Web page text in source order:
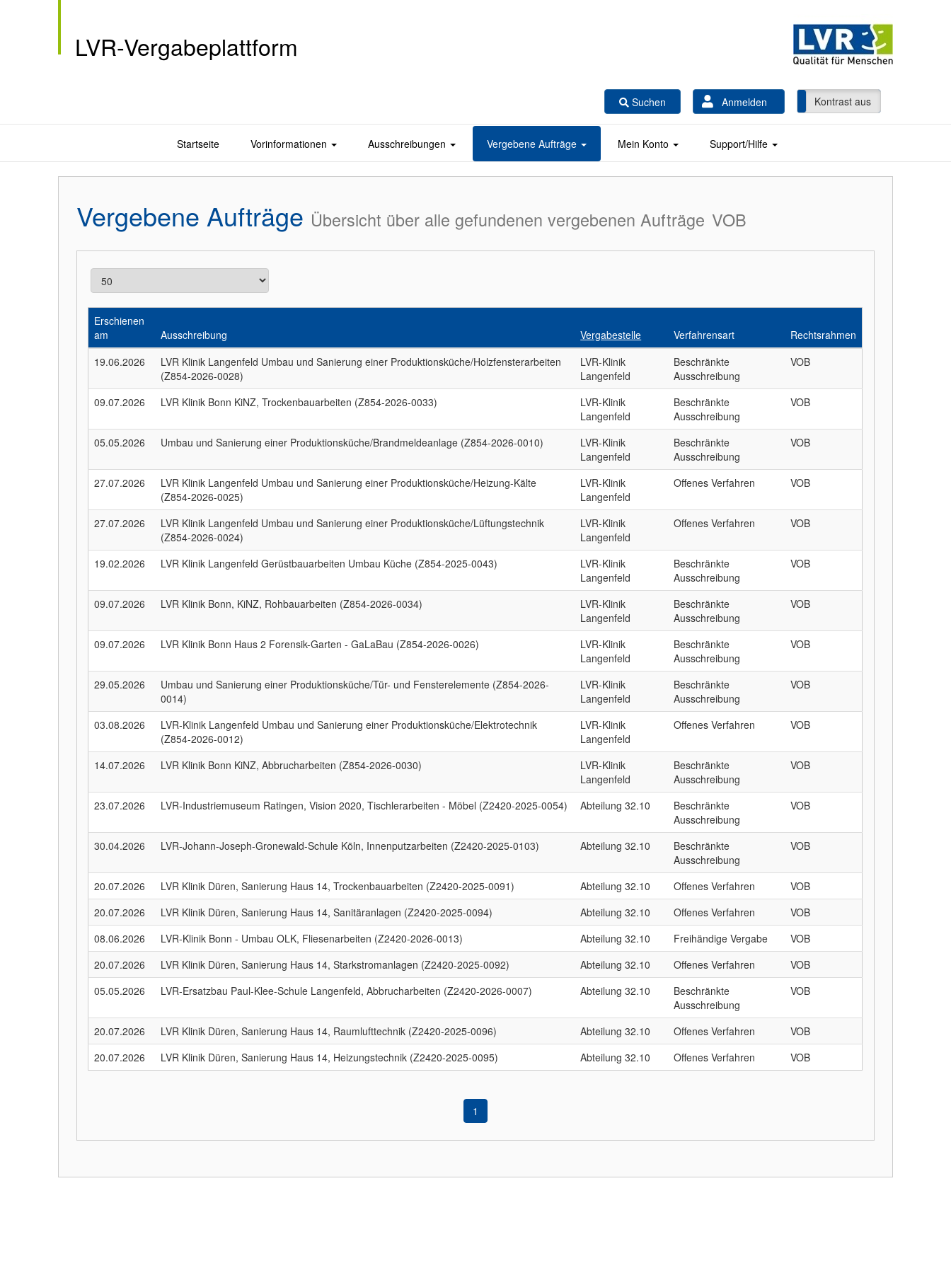
LVR-Vergabeplattform
Suchen Anmelden
Kontrast ein Kontrast aus
Startseite Vorinformationen Ausschreibungen Vergebene Aufträge Mein Konto Support/Hilfe
Vergebene Aufträge Übersicht über alle gefundenen vergebenen Aufträge VOB
Erschienen
am
Ausschreibung Vergabestelle Verfahrensart
Rechtsrahmen
19.06.2026
LVR Klinik Langenfeld Umbau und Sanierung einer Produktionsküche/Holzfensterarbeiten
(Z854-2026-0028)
LVR-Klinik
Langenfeld
Beschränkte
Ausschreibung
VOB
09.07.2026 LVR Klinik Bonn KiNZ, Trockenbauarbeiten (Z854-2026-0033)
LVR-Klinik
Langenfeld
Beschränkte
Ausschreibung
VOB
05.05.2026 Umbau und Sanierung einer Produktionsküche/Brandmeldeanlage (Z854-2026-0010)
LVR-Klinik
Langenfeld
Beschränkte
Ausschreibung
VOB
27.07.2026
LVR Klinik Langenfeld Umbau und Sanierung einer Produktionsküche/Heizung-Kälte
(Z854-2026-0025)
LVR-Klinik
Langenfeld
Offenes Verfahren VOB
27.07.2026
LVR Klinik Langenfeld Umbau und Sanierung einer Produktionsküche/Lüftungstechnik
(Z854-2026-0024)
LVR-Klinik
Langenfeld
Offenes Verfahren VOB
19.02.2026 LVR Klinik Langenfeld Gerüstbauarbeiten Umbau Küche (Z854-2025-0043)
LVR-Klinik
Langenfeld
Beschränkte
Ausschreibung
VOB
09.07.2026 LVR Klinik Bonn, KiNZ, Rohbauarbeiten (Z854-2026-0034)
LVR-Klinik
Langenfeld
Beschränkte
Ausschreibung
VOB
09.07.2026 LVR Klinik Bonn Haus 2 Forensik-Garten - GaLaBau (Z854-2026-0026)
LVR-Klinik
Langenfeld
Beschränkte
Ausschreibung
VOB
29.05.2026
Umbau und Sanierung einer Produktionsküche/Tür- und Fensterelemente (Z854-2026-
0014)
LVR-Klinik
Langenfeld
Beschränkte
Ausschreibung
VOB
03.08.2026
LVR-Klinik Langenfeld Umbau und Sanierung einer Produktionsküche/Elektrotechnik
(Z854-2026-0012)
LVR-Klinik
Langenfeld
Offenes Verfahren VOB
14.07.2026 LVR Klinik Bonn KiNZ, Abbrucharbeiten (Z854-2026-0030)
LVR-Klinik
Langenfeld
Beschränkte
Ausschreibung
VOB
23.07.2026 LVR-Industriemuseum Ratingen, Vision 2020, Tischlerarbeiten - Möbel (Z2420-2025-0054) Abteilung 32.10
Beschränkte
Ausschreibung
VOB
30.04.2026 LVR-Johann-Joseph-Gronewald-Schule Köln, Innenputzarbeiten (Z2420-2025-0103) Abteilung 32.10
Beschränkte
Ausschreibung
VOB
20.07.2026 LVR Klinik Düren, Sanierung Haus 14, Trockenbauarbeiten (Z2420-2025-0091) Abteilung 32.10 Offenes Verfahren
VOB
20.07.2026
LVR Klinik Düren, Sanierung Haus 14, Sanitäranlagen (Z2420-2025-0094) Abteilung 32.10 Offenes Verfahren
VOB
08.06.2026
LVR-Klinik Bonn - Umbau OLK, Fliesenarbeiten (Z2420-2026-0013) Abteilung 32.10 Freihändige Vergabe
VOB
20.07.2026
LVR Klinik Düren, Sanierung Haus 14, Starkstromanlagen (Z2420-2025-0092) Abteilung 32.10 Offenes Verfahren
VOB
05.05.2026
LVR-Ersatzbau Paul-Klee-Schule Langenfeld, Abbrucharbeiten (Z2420-2026-0007) Abteilung 32.10
Beschränkte
Ausschreibung
VOB
20.07.2026 LVR Klinik Düren, Sanierung Haus 14, Raumlufttechnik (Z2420-2025-0096) Abteilung 32.10 Offenes Verfahren
VOB
20.07.2026
LVR Klinik Düren, Sanierung Haus 14, Heizungstechnik (Z2420-2025-0095) Abteilung 32.10 Offenes Verfahren VOB
1